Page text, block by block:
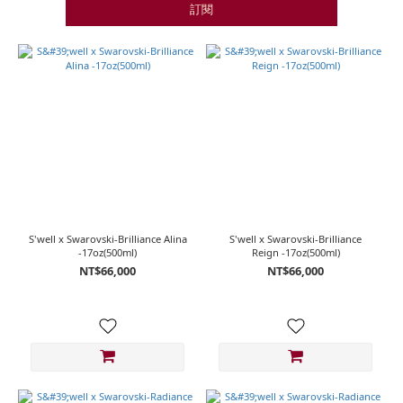
訂閱
S'well x Swarovski-Brilliance Alina
-17oz(500ml)
NT$66,000
S'well x Swarovski-Brilliance
Reign -17oz(500ml)
NT$66,000